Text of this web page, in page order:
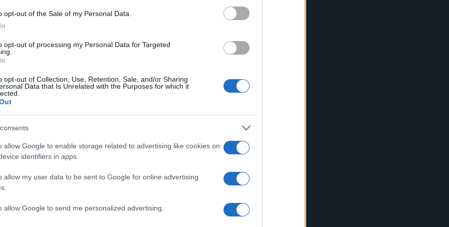
opt-out of the Sale of my Personal Data.
opt-out of processing my Personal Data for Targeted
opt-out of Collection, Use, Retention, Sale, and/or Sharing
Data that Is Unrelated with the Purposes for which it
allow Google to enable storage related to advertising like cookies on
identifiers in apps.
allow my user data to be sent to Google for online advertising
allow Google to send me personalized advertising.
- 14:17
“Jack era orgoglioso, aveva un’intelligenza che
tutto. Era orgogliosamente leale. Amava la musica,
→
di Londra era un ex
2019 - 08:22
di Londra era un ex detenuto. La polizia londinese